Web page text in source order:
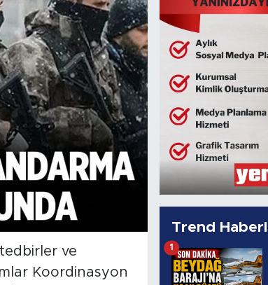
tedbirler ve
Koordinasyon
Trend
1